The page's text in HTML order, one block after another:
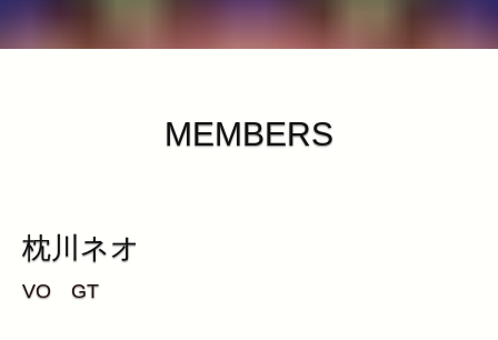
MEMBERS
枕川ネオ
VO GT